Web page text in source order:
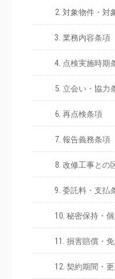
2. 対象物件・対
3. 業務内容条項
4. 点検実施時期
5. 立会い・協力
6. 再点検条項
7. 報告義務条項
8. 改修工事との
9. 委託料・支払
10. 秘密保持・
11. 損害賠償・
12. 契約期間・